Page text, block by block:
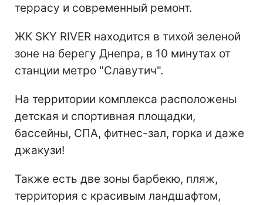
террасу и современный ремонт.
ЖК SKY RIVER находится в тихой зеленой
зоне на берегу Днепра, в 10 минутах от
станции метро "Славутич".
На территории комплекса расположены
детская и спортивная площадки,
бассейны, СПА, фитнес-зал, горка и даже
джакузи!
Также есть две зоны барбекю, пляж,
территория с красивым ландшафтом,